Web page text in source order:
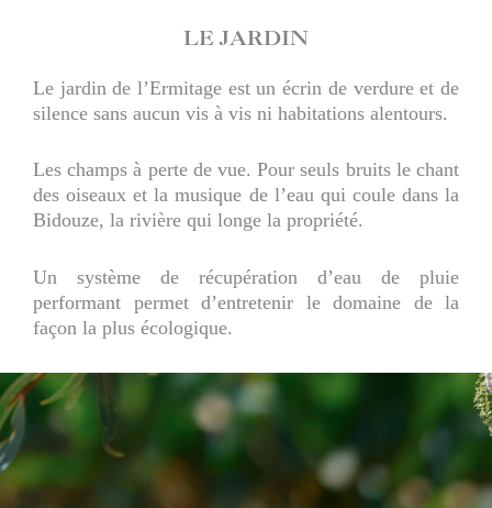
LE JARDIN
Le jardin de l’Ermitage est un écrin de verdure et de
silence sans aucun vis à vis ni habitations alentours.
Les champs à perte de vue. Pour seuls bruits le chant
des oiseaux et la musique de l’eau qui coule dans la
Bidouze, la rivière qui longe la propriété.
Un système de récupération d’eau de pluie
performant permet d’entretenir le domaine de la
façon la plus écologique.